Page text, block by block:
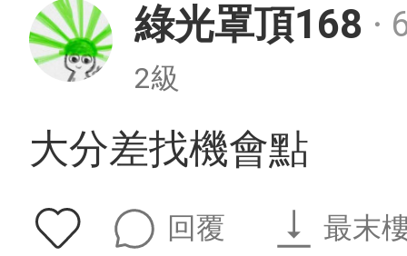
綠光罩頂168 ・
2級
大分差找機會點
回覆 最末